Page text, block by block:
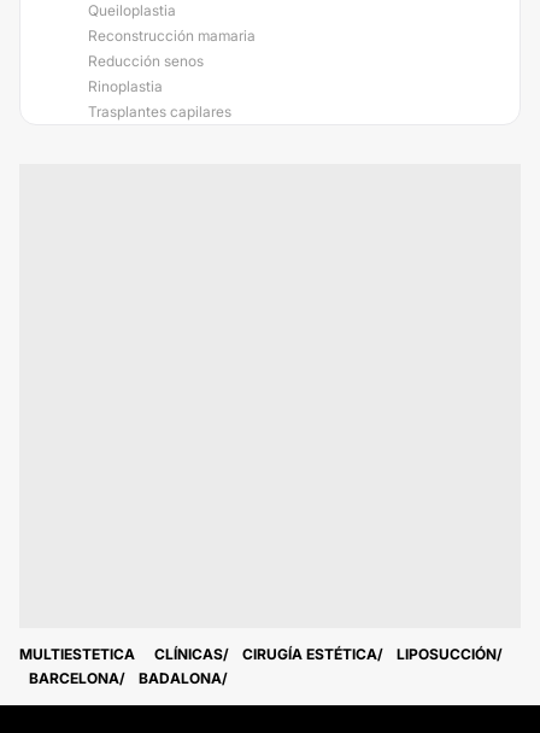
Queiloplastia
Reconstrucción mamaria
Reducción senos
Rinoplastia
Trasplantes capilares
MULTIESTETICA CLÍNICAS CIRUGÍA ESTÉTICA
LIPOSUCCIÓN
BARCELONA
BADALONA